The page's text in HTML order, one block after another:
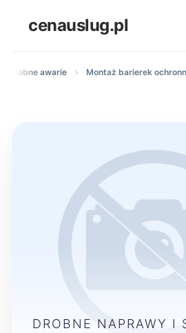
cenauslug.pl
i drobne awarie Montaż barierek
DROBNE NAPRAWY I